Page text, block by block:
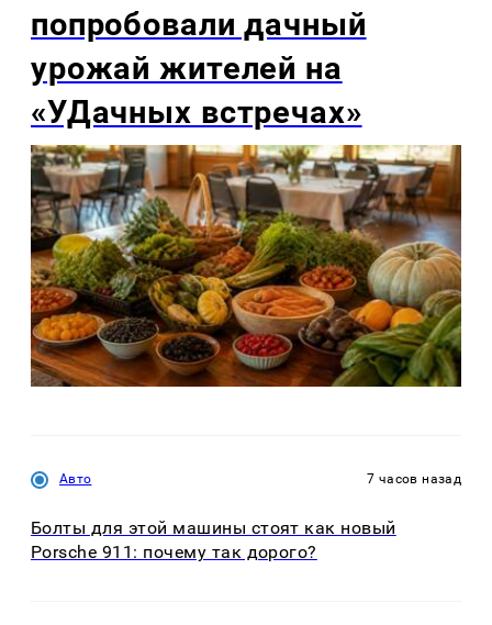
попробовали дачный
урожай жителей на
«УДачных встречах»
Авто 7 часов назад
Болты для этой машины стоят как новый
Porsche 911: почему так дорого?